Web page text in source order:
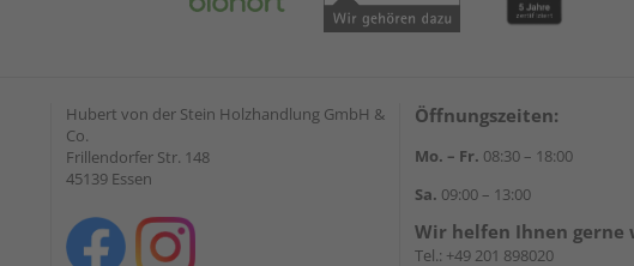
Hubert von der Stein Holzhandlung GmbH &
Co.
Frillendorfer Str. 148
45139 Essen
Öffnungszeiten:
Mo. – Fr. 08:30 – 18:00
Sa. 09:00 – 13:00
Wir helfen Ihnen gerne
Tel.: +49 201 898020